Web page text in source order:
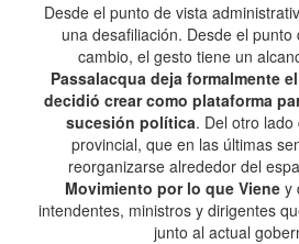
Desde el punto de vista
una desafiliación. Desde el
cambio, el gesto tiene un
Passalacqua deja formalmente
decidió crear como plataforma
sucesión política. Del otro lado
provincial, que en las últimas
reorganizarse alrededor del
Movimiento por lo que Vieney
intendentes, ministros y dirigentes
junto al actual